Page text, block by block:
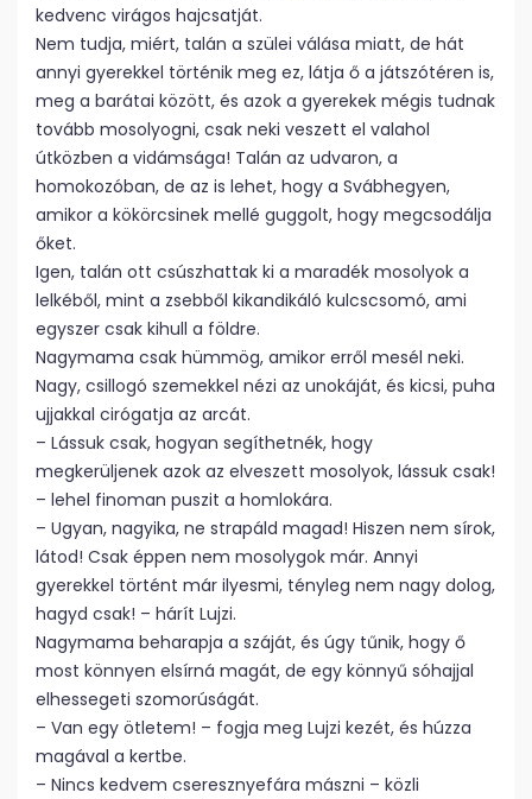
kedvenc virágos hajcsatját.
Nem tudja, miért, talán a szülei válása miatt, de hát
annyi gyerekkel történik meg ez, látja ő a játszótéren is,
meg a barátai között, és azok a gyerekek mégis tudnak
tovább mosolyogni, csak neki veszett el valahol
útközben a vidámsága! Talán az udvaron, a
homokozóban, de az is lehet, hogy a Svábhegyen,
amikor a kökörcsinek mellé guggolt, hogy megcsodálja
őket.
Igen, talán ott csúszhattak ki a maradék mosolyok a
lelkéből, mint a zsebből kikandikáló kulcscsomó, ami
egyszer csak kihull a földre.
Nagymama csak hümmög, amikor erről mesél neki.
Nagy, csillogó szemekkel nézi az unokáját, és kicsi, puha
ujjakkal cirógatja az arcát.
– Lássuk csak, hogyan segíthetnék, hogy
megkerüljenek azok az elveszett mosolyok, lássuk csak!
– lehel finoman puszit a homlokára.
– Ugyan, nagyika, ne strapáld magad! Hiszen nem sírok,
látod! Csak éppen nem mosolygok már. Annyi
gyerekkel történt már ilyesmi, tényleg nem nagy dolog,
hagyd csak! – hárít Lujzi.
Nagymama beharapja a száját, és úgy tűnik, hogy ő
most könnyen elsírná magát, de egy könnyű sóhajjal
elhessegeti szomorúságát.
– Van egy ötletem! – fogja meg Lujzi kezét, és húzza
magával a kertbe.
– Nincs kedvem cseresznyefára mászni – közli